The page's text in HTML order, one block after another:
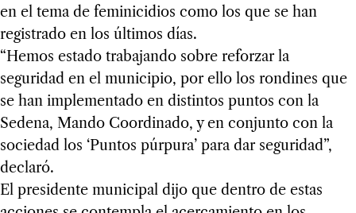
en el tema de feminicidios como los que se han
registrado en los últimos días.
“Hemos estado trabajando sobre reforzar la
seguridad en el municipio, por ello los rondines que
se han implementado en distintos puntos con la
Sedena, Mando Coordinado, y en conjunto con la
sociedad los ‘Puntos púrpura’ para dar seguridad”,
declaró.
El presidente municipal dijo que dentro de estas